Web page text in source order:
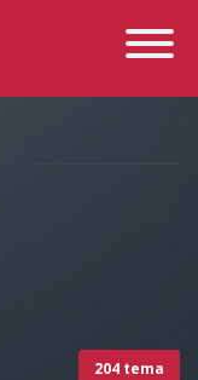
Toggle
204 tema